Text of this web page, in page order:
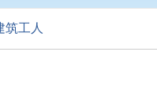
筑工人